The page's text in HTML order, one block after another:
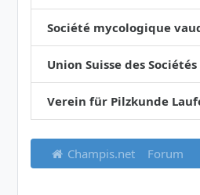
Société mycologique
Union Suisse des
Verein für Pilzkunde
Champis.net Forum